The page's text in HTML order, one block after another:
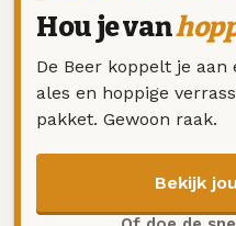
Hou je van
De Beer koppelt je aan
ales en hoppige
pakket. Gewoon raak.
Bekijk